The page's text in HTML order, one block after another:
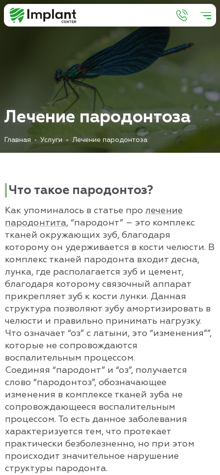
Лечение пародонтоза
Главная Услуги Лечение пародонтоза
Что такое пародонтоз?
Как упоминалось в статье про лечение
пародонтита, “пародонт” – это комплекс
тканей окружающих зуб, благодаря
которому он удерживается в кости челюсти. В
комплекс тканей пародонта входит десна,
лунка, где располагается зуб и цемент,
благодаря которому связочный аппарат
прикрепляет зуб к кости лунки. Данная
структура позволяют зубу амортизировать в
челюсти и правильно принимать нагрузку.
Что означает “оз” с латыни, это “изменения””,
которые не сопровождаются
воспалительным процессом.
Соединяя “пародонт” и “оз”, получается
слово “пародонтоз”, обозначающее
изменения в комплексе тканей зуба не
сопровождающееся воспалительным
процессом. То есть данное заболевания
характеризуется тем, что протекает
практически безболезненно, но при этом
происходит значительное нарушение
структуры пародонта.